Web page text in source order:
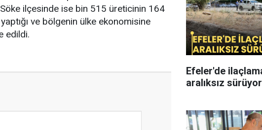
ilçesinde ise bin 515 üreticinin 164
ve bölgenin ülke ekonomisine
edildi.
Efeler'de ilaçlama çalışmaları
aralıksız sürüyor